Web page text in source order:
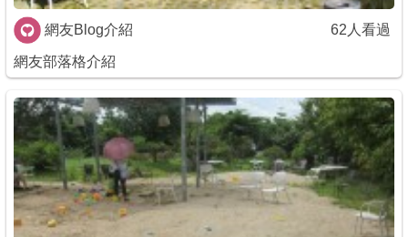
網友Blog介紹 62人看過
網友部落格介紹